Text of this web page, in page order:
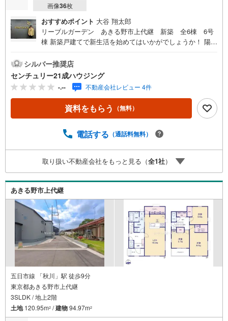
画像36枚
おすすめポイント 大谷 翔太郎
リーブルガーデン あきる野市上代継 新築 全6棟 6号
棟 新築戸建てで新生活を始めてはいかがでしょうか！ 陽当
ざいます！ 浴室乾燥機のあるお風呂場は洗濯物を干すとき
にも便利です！まずはセンチュリー21成ハウジングのスタ
ッフにご希望条件をお申し付けください！ 条件にマッチし
た不動産情報をご用意いたします（^o^） センチュリー21
成ハウジングでは、武蔵村山市をはじめ、立川市・昭島
市・東大和市・瑞穂町・羽村市・あきる野市・福生市など
物件も多数ございますので、こちらの物件と一緒にご紹介
まして、希望があれば写真データだけお届けすることも可
能です。遠方の方など写真が見たい方はお申し付けくださ
い。
シルバー推奨店
センチュリー21成ハウジング
-.-- 不動産会社レビュー 4件
資料をもらう （無料）
電話する （通話料無料）
取り扱い不動産会社をもっと見る（全1社）
あきる野市上代継
五日市線 「秋川」駅 徒歩9分
東京都あきる野市上代継
3SLDK / 地上2階
土地120.95m2 /建物94.97m2